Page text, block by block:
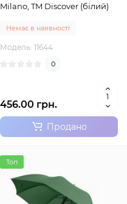
Milano, TM Discover (білий)
Немає в наявності
Модель: 11644
0
456.00 грн.
Продано
Топ